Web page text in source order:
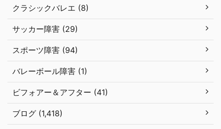
クラシックバレエ (8)
サッカー障害 (29)
スポーツ障害 (94)
バレーボール障害 (1)
ビフォアー＆アフター (41)
ブログ (1,418)